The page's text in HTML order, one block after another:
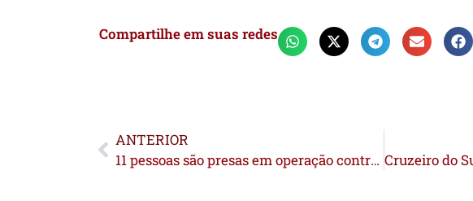
Compartilhe em suas redes
ANTERIOR
11 pessoas são presas em operação contra facção no Acre